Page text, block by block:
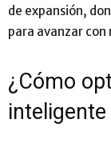
de expansión,
para avanzar
¿Cómo